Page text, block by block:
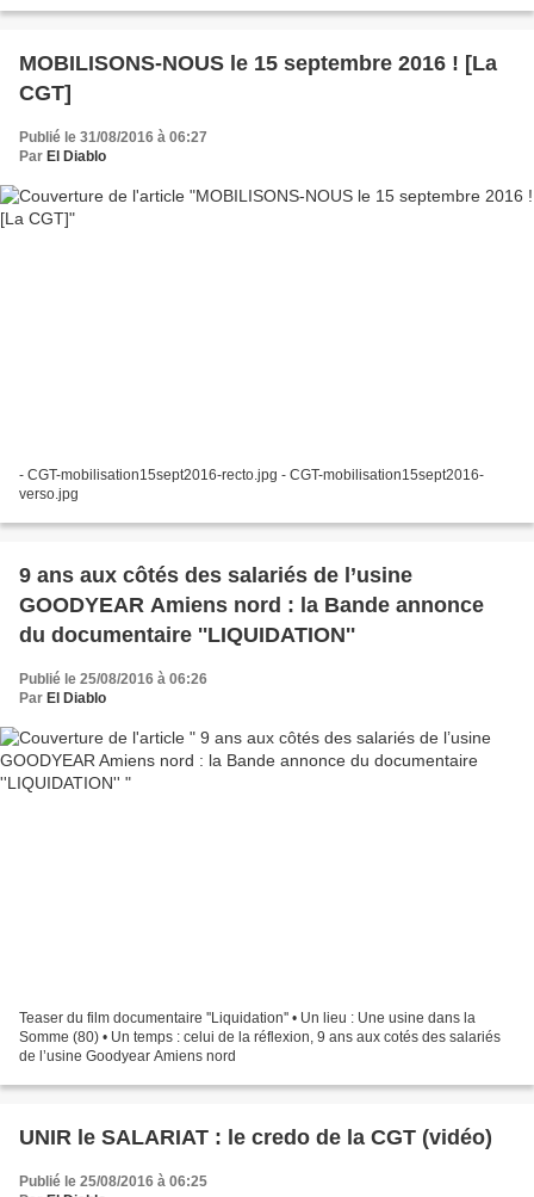
MOBILISONS-NOUS le 15 septembre 2016 ! [La
CGT]
Publié le 31/08/2016 à 06:27
Par El Diablo
- CGT-mobilisation15sept2016-recto.jpg - CGT-mobilisation15sept2016-
verso.jpg
9 ans aux côtés des salariés de l’usine
GOODYEAR Amiens nord : la Bande annonce
du documentaire ''LIQUIDATION''
Publié le 25/08/2016 à 06:26
Par El Diablo
Teaser du film documentaire ''Liquidation'' • Un lieu : Une usine dans la
Somme (80) • Un temps : celui de la réflexion, 9 ans aux cotés des salariés
de l’usine Goodyear Amiens nord
UNIR le SALARIAT : le credo de la CGT (vidéo)
Publié le 25/08/2016 à 06:25